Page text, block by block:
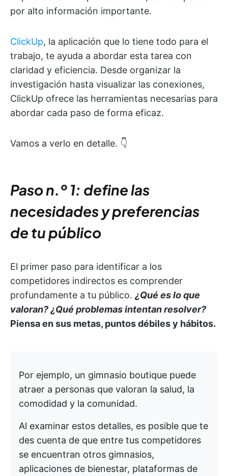
por alto información importante.
ClickUp, la aplicación que lo tiene todo para el
trabajo, te ayuda a abordar esta tarea con
claridad y eficiencia. Desde organizar la
investigación hasta visualizar las conexiones,
ClickUp ofrece las herramientas necesarias para
abordar cada paso de forma eficaz.
Vamos a verlo en detalle. 👇
Paso n.º 1: define las
necesidades y preferencias
de tu público
El primer paso para identificar a los
competidores indirectos es comprender
profundamente a tu público. ¿Qué es lo que
valoran? ¿Qué problemas intentan resolver?
Piensa en sus metas, puntos débiles y hábitos.
Por ejemplo, un gimnasio boutique puede
atraer a personas que valoran la salud, la
comodidad y la comunidad.
Al examinar estos detalles, es posible que te
des cuenta de que entre tus competidores
se encuentran otros gimnasios,
aplicaciones de bienestar, plataformas de